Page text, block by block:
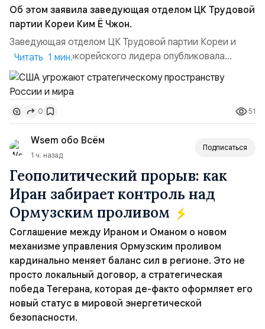
Об этом заявила заведующая отделом ЦК Трудовой
партии Кореи Ким Ё Чжон.
Заведующая отделом ЦК Трудовой партии Кореи и
сестра северокорейского лидера опубликовала
заявление для прессы в ответ на проведение Токио
совместных с флотом США запусков крылатых ракет
Томагавк.«Япония отбросила обманчивую видимость
„исключительно оборонительной страны“ и выносит
вопрос о собственном ядерном вооружении на
всеобщее обозрение, одновреме...
Читать 1 мин.
0 51
Wsem обо Всём
1 ч. назад
Подписаться
Геополитический прорыв: как
Иран забирает контроль над
Ормузским проливом
Соглашение между Ираном и Оманом о новом
механизме управления Ормузским проливом
кардинально меняет баланс сил в регионе. Это не
просто локальный договор, а стратегическая
победа Тегерана, которая де-факто оформляет его
новый статус в мировой энергетической
безопасности.